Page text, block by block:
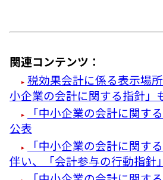
関連コンテンツ：
税効果会計に係る表示場
小企業の会計に関する指針」
「中小企業の会計に関す
公表
「中小企業の会計に関す
伴い、「会計参与の行動指針